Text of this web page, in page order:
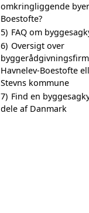
omkringliggende
Boestofte?
5) FAQ om
6) Oversigt over
Havnelev-Boestofte
Stevns kommune
7) Find en
dele af Danmark